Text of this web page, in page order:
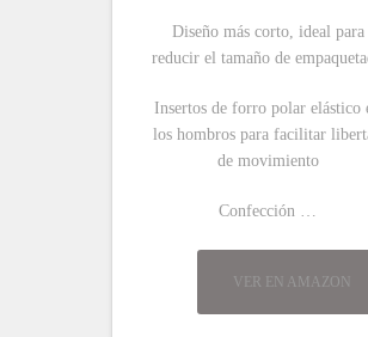
Diseño más corto, ideal para
reducir el tamaño de
Insertos de forro polar elástico
los hombros para facilitar
de movimiento
Confección …
VER EN AMAZON